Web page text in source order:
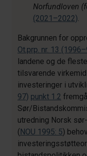
Norfundloven
(2021–2022).
Bakgrunnen for
Ot.prp. nr. 13
landene og de
tilsvarende
investeringer i
97) punkt 1.2
Sør/
utredning Norsk
(NOU 1995: 5)